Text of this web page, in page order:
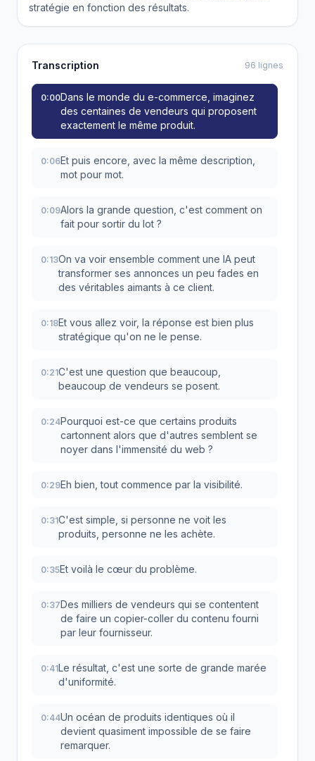
stratégie en fonction des résultats.
Transcription 96 lignes
0:00Dans le monde du e-commerce, imaginez
des centaines de vendeurs qui proposent
exactement le même produit.
0:06Et puis encore, avec la même description,
mot pour mot.
0:09Alors la grande question, c'est comment on
fait pour sortir du lot ?
0:13On va voir ensemble comment une IA peut
transformer ses annonces un peu fades en
des véritables aimants à ce client.
0:18Et vous allez voir, la réponse est bien plus
stratégique qu'on ne le pense.
0:21C'est une question que beaucoup,
beaucoup de vendeurs se posent.
0:24Pourquoi est-ce que certains produits
cartonnent alors que d'autres semblent se
noyer dans l'immensité du web ?
0:29Eh bien, tout commence par la visibilité.
0:31C'est simple, si personne ne voit les
produits, personne ne les achète.
0:35Et voilà le cœur du problème.
0:37Des milliers de vendeurs qui se contentent
de faire un copier-coller du contenu fourni
par leur fournisseur.
0:41Le résultat, c'est une sorte de grande marée
d'uniformité.
0:44Un océan de produits identiques où il
devient quasiment impossible de se faire
remarquer.